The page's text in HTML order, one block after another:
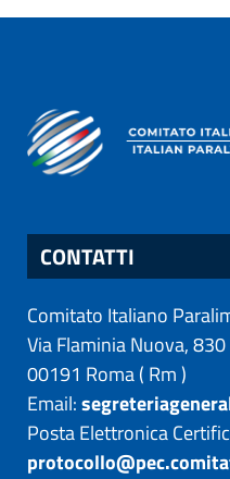
CONTATTI
Comitato Italiano
Via Flaminia Nuova, 830
00191 Roma( Rm)
Email:
Posta Elettronica